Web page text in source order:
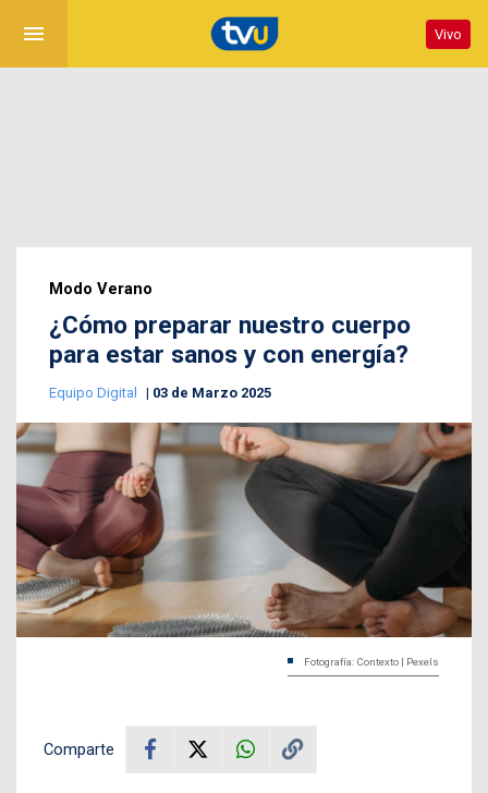
menu Vivo
Modo Verano
¿Cómo preparar nuestro cuerpo
para estar sanos y con energía?
Equipo Digital 03 de Marzo 2025
Fotografía: Contexto | Pexels
Comparte